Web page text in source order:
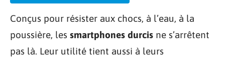
Conçus pour résister aux chocs, à l’eau, à la
poussière, les smartphones durcis ne s’arrêtent
pas là. Leur utilité tient aussi à leurs